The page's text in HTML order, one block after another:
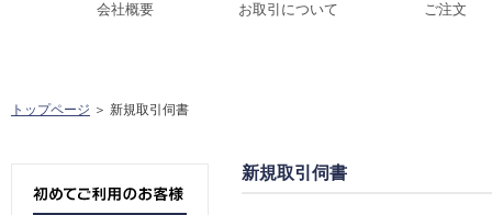
会社概要 お取引について ご注文
トップページ ＞ 新規取引伺書
新規取引伺書